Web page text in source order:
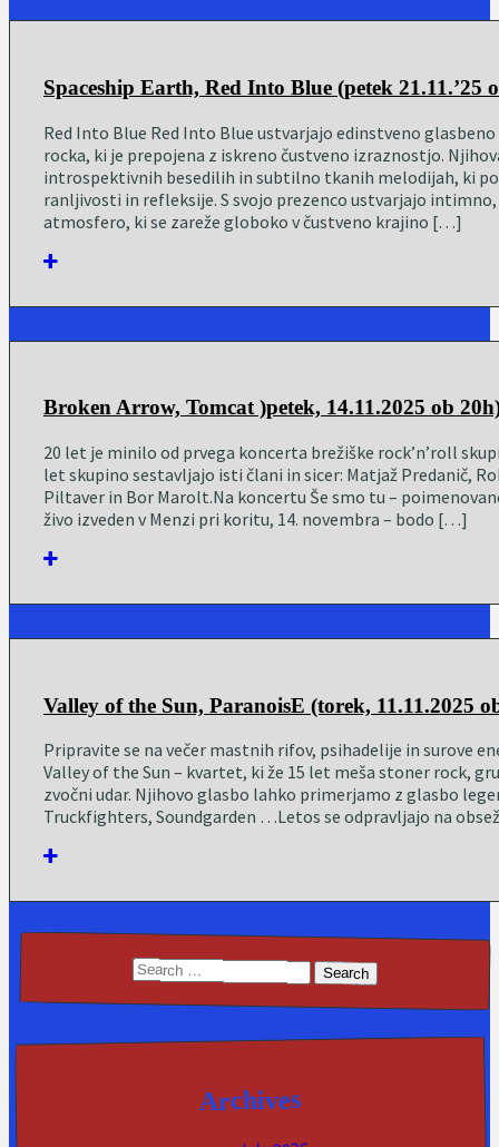
Spaceship Earth, Red Into Blue (petek 21.11.’25
Red Into Blue Red Into Blue ustvarjajo edinstveno
rocka, ki je prepojena z iskreno čustveno izraznostjo.
introspektivnih besedilih in subtilno tkanih melodijah, ki
ranljivosti in refleksije. S svojo prezenco ustvarjajo
atmosfero, ki se zareže globoko v čustveno krajino […]
Broken Arrow, Tomcat )petek, 14.11.2025 ob
20 let je minilo od prvega koncerta brežiške rock’n’roll
let skupino sestavljajo isti člani in sicer: Matjaž Predanič,
Piltaver in Bor Marolt.Na koncertu Še smo tu –
živo izveden v Menzi pri koritu, 14. novembra – bodo […]
Valley of the Sun, ParanoisE (torek, 11.11.2025
Pripravite se na večer mastnih rifov, psihadelije in surove
Valley of the Sun – kvartet, ki že 15 let meša stoner rock,
zvočni udar. Njihovo glasbo lahko primerjamo z glasbo
Truckfighters, Soundgarden …Letos se odpravljajo na
Search
Archives